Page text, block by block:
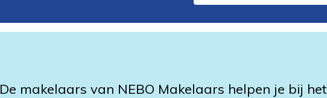
De makelaars van NEBO Makelaars helpen je bij het